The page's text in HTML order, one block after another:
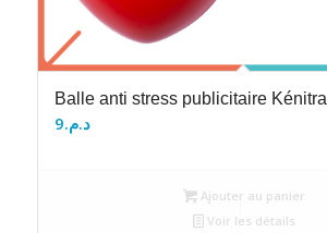
Balle anti stress publicitaire Kénitra
د.م.9
Ajouter au panier
Voir les détails